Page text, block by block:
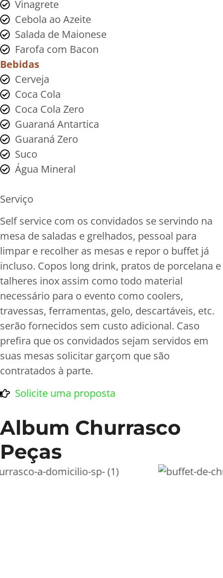
Vinagrete
Cebola ao Azeite
Salada de Maionese
Farofa com Bacon
Bebidas
Cerveja
Coca Cola
Coca Cola Zero
Guaraná Antartica
Guaraná Zero
Suco
Água Mineral
Serviço
Self service com os convidados se servindo na
mesa de saladas e grelhados, pessoal para
limpar e recolher as mesas e repor o buffet já
incluso. Copos long drink, pratos de porcelana e
talheres inox assim como todo material
necessário para o evento como coolers,
travessas, ferramentas, gelo, descartáveis, etc.
serão fornecidos sem custo adicional. Caso
prefira que os convidados sejam servidos em
suas mesas solicitar garçom que são
contratados à parte.
Solicite uma proposta
Album Churrasco
Peças